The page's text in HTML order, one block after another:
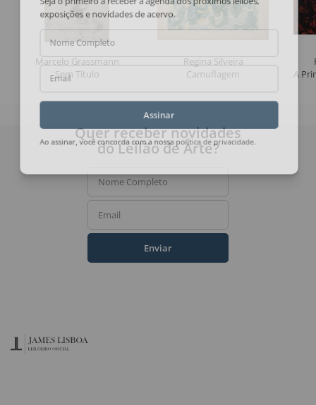
Marcelo Grassmann
Sem Título
Regina Silveira
Camuflagem
A
exposições e novidades de acervo.
Nome Completo
Email
Assinar
Ao assinar, você concorda com a nossapolítica de privacidade
Quer receber novidades
do Leilão de Arte?
Nome Completo
Email
Enviar